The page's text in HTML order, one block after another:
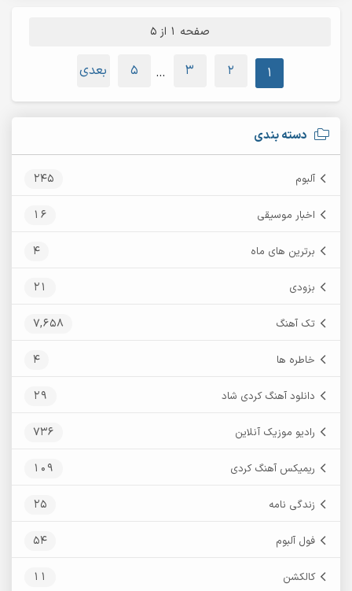
دسته بندی
آلبوم 245
اخبار موسیقی 16
برترین های ماه 4
بزودی 21
تک آهنگ 7,658
خاطره ها 4
دانلود آهنگ کردی شاد 29
رادیو موزیک آنلاین 736
ریمیکس آهنگ کردی 109
زندگی نامه 25
فول آلبوم 54
کالکشن 11
صفحه 1 از 5
1
2
3
…
5 بعدی